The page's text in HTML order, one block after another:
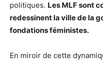
politiques. Les MLF sont
redessinent la ville de la
fondations féministes.
En miroir de cette